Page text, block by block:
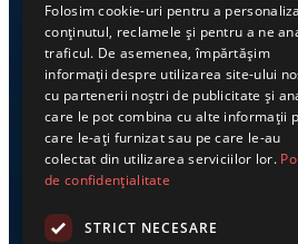
Despre noi
Casa de editură Exclusiv
Folosim cookie-uri pentru a personaliza
conținutul, reclamele și pentru a ne
traficul. De asemenea, împărtășim
informații despre utilizarea site-ului
cu partenerii noștri de publicitate și
care le pot combina cu alte informații
care le-ați furnizat sau pe care le-au
colectat din utilizarea serviciilor lor.
de confidențialitate
STRICT NECESARE